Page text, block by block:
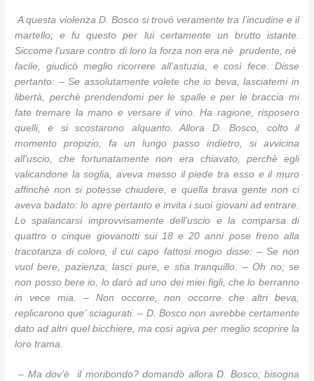
A questa violenza D. Bosco si trovò veramente tra l’incudine e il
martello; e fu questo per lui certamente un brutto istante.
Siccome l’usare contro di loro la forza non era nè prudente, nè
facile, giudicò meglio ricorrere all’astuzia, e così fece. Disse
pertanto: – Se assolutamente volete che io beva, lasciatemi in
libertà, perchè prendendomi per le spalle e per le braccia mi
fate tremare la mano e versare il vino. Ha ragione, risposero
quelli, e si scostarono alquanto. Allora D. Bosco, colto il
momento propizio, fa un lungo passo indietro, si avvicina
all’uscio, che fortunatamente non era chiavato, perchè egli
valicandone la soglia, aveva messo il piede tra esso e il muro
affinchè non si potesse chiudere, e quella brava gente non ci
aveva badato: lo apre pertanto e invita i suoi giovani ad entrare.
Lo spalancarsi improvvisamente dell’uscio e la comparsa di
quattro o cinque giovanotti sui 18 e 20 anni pose freno alla
tracotanza di coloro, il cui capo fattosi mogio disse: – Se non
vuol bere, pazienza; lasci pure, e stia tranquillo. – Oh no; se
non posso bere io, lo darò ad uno dei miei figli, che lo berranno
in vece mia. – Non occorre, non occorre che altri beva,
replicarono que’ sciagurati. – D. Bosco non avrebbe certamente
dato ad altri quel bicchiere, ma così agiva per meglio scoprire la
loro trama.
– Ma dov’è il moribondo? domandò allora D. Bosco; bisogna